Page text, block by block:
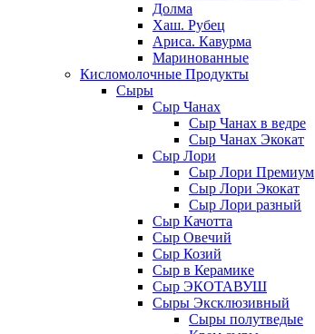
Долма
Хаш. Рубец
Ариса. Кавурма
Маринованные
Кисломолочные Продукты
Сыры
Сыр Чанах
Сыр Чанах в ведре
Сыр Чанах Экокат
Сыр Лори
Сыр Лори Премиум
Сыр Лори Экокат
Сыр Лори разный
Сыр Качотта
Сыр Овечий
Сыр Козий
Сыр в Керамике
Сыр ЭКОТАВУШ
Сыры Эксклюзивный
Сыры полутведые